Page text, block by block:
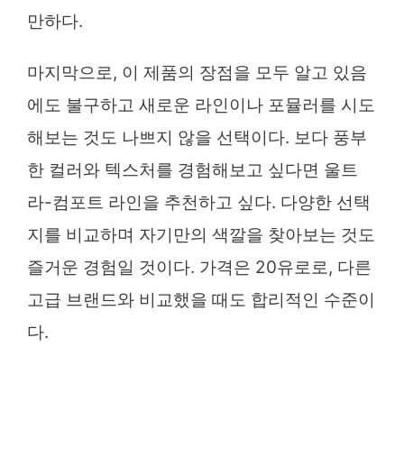
만하다.
마지막으로, 이 제품의 장점을 모두 알고 있음
에도 불구하고 새로운 라인이나 포뮬러를 시도
해보는 것도 나쁘지 않을 선택이다. 보다 풍부
한 컬러와 텍스처를 경험해보고 싶다면 울트
라-컴포트 라인을 추천하고 싶다. 다양한 선택
지를 비교하며 자기만의 색깔을 찾아보는 것도
즐거운 경험일 것이다. 가격은 20유로로, 다른
고급 브랜드와 비교했을 때도 합리적인 수준이
다.